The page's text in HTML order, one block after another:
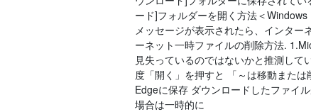
ード]フォルダーを開く方法＜
メッセージが表示されたら、インタ
ーネット一時ファイルの削除方法.
見失っているのではないかと推測し
度「開く」を押すと 「～は移動また
Edgeに保存 ダウンロードしたファイ
場合は一時的に